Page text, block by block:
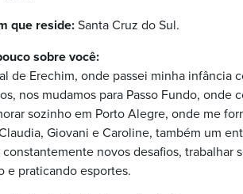
que reside:Santa Cruz do Sul.
sobre você:
de Erechim, onde passei minha infância
nos mudamos para Passo Fundo,
sozinho em Porto Alegre, onde me
Giovani e Caroline, também um
constantemente novos desafios,
e praticando esportes.